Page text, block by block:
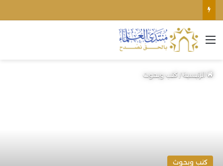
القائمة
الرئيسية/كتب وبحوث
كتب وبحوث